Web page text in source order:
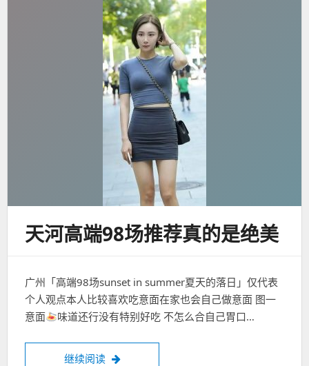
天河高端98场推荐真的是绝美
广州「高端98场sunset in summer夏天的落日」仅代表
个人观点本人比较喜欢吃意面在家也会自己做意面 图一
意面
味道还行没有特别好吃 不怎么合自己胃口…
继续阅读 天河高端98场推荐真的是绝美